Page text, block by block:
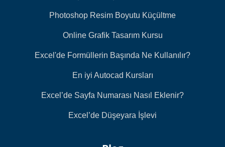
Photoshop Resim Boyutu Küçültme
Online Grafik Tasarım Kursu
Excel'de Formüllerin Başında Ne Kullanılır?
En iyi Autocad Kursları
Excel’de Sayfa Numarası Nasıl Eklenir?
Excel’de Düşeyara İşlevi